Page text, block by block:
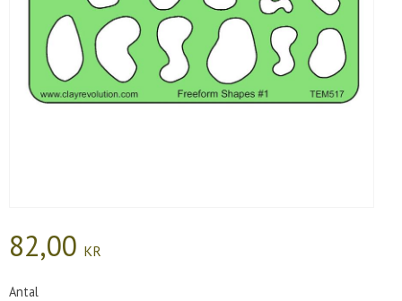
82,00 KR
Antal